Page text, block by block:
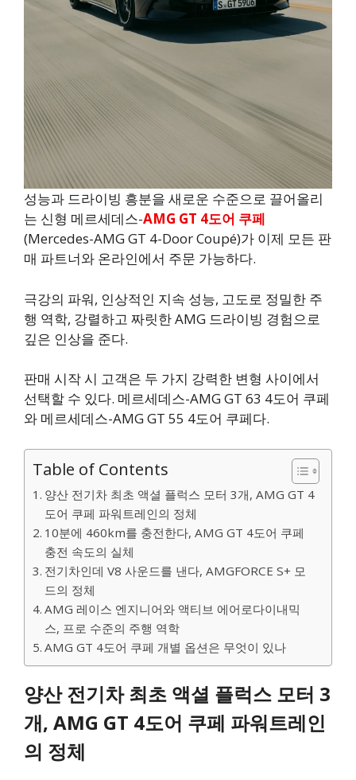
성능과 드라이빙 흥분을 새로운 수준으로 끌어올리
는 신형 메르세데스-AMG GT 4도어 쿠페
(Mercedes-AMG GT 4-Door Coupé)가 이제 모든 판
매 파트너와 온라인에서 주문 가능하다.
극강의 파워, 인상적인 지속 성능, 고도로 정밀한 주
행 역학, 강렬하고 짜릿한 AMG 드라이빙 경험으로
깊은 인상을 준다.
판매 시작 시 고객은 두 가지 강력한 변형 사이에서
선택할 수 있다. 메르세데스-AMG GT 63 4도어 쿠페
와 메르세데스-AMG GT 55 4도어 쿠페다.
Table of Contents
양산 전기차 최초 액셜 플럭스 모터 3개, AMG GT 4
도어 쿠페 파워트레인의 정체
10분에 460km를 충전한다, AMG GT 4도어 쿠페
충전 속도의 실체
전기차인데 V8 사운드를 낸다, AMGFORCE S+ 모
드의 정체
AMG 레이스 엔지니어와 액티브 에어로다이내믹
스, 프로 수준의 주행 역학
AMG GT 4도어 쿠페 개별 옵션은 무엇이 있나
양산 전기차 최초 액셜 플럭스 모터 3
개, AMG GT 4도어 쿠페 파워트레인
의 정체